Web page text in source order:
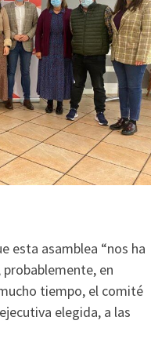
esta asamblea “nos ha
en
tiempo, el comité
elegida, a las